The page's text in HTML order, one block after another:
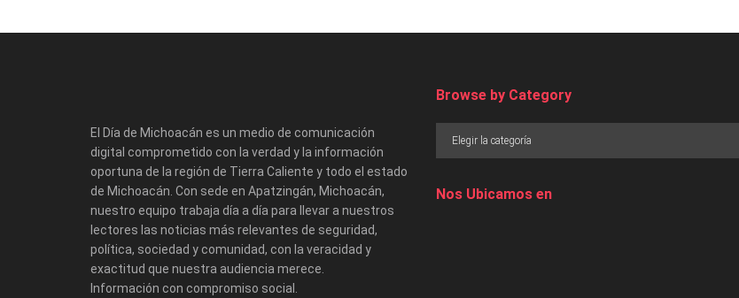
El Día de Michoacán es un medio de comunicación
digital comprometido con la verdad y la información
oportuna de la región de Tierra Caliente y todo el estado
de Michoacán. Con sede en Apatzingán, Michoacán,
nuestro equipo trabaja día a día para llevar a nuestros
lectores las noticias más relevantes de seguridad,
política, sociedad y comunidad, con la veracidad y
exactitud que nuestra audiencia merece.
Información con compromiso social.
Browse by Category
Nos Ubicamos en